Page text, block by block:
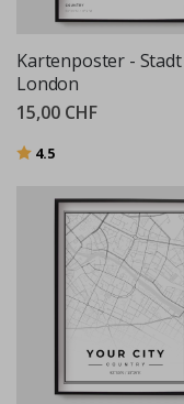
Kartenposter - Stadt
London
15,00 CHF
Bewertung:
4.5